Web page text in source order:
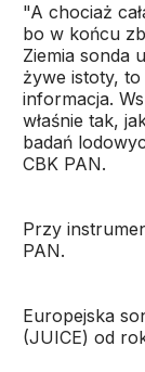
"A chociaż
bo w końcu
Ziemia sonda
żywe istoty,
informacja.
właśnie tak,
badań
CBK PAN.
Przy
PAN.
Europejska
(JUICE) od